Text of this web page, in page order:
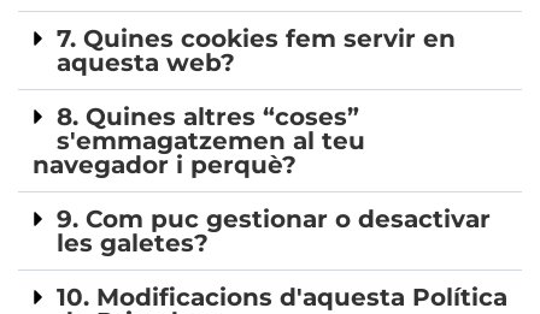
7. Quines cookies fem servir en
aquesta web?
8. Quines altres “coses”
s'emmagatzemen al teu
navegador i perquè?
9. Com puc gestionar o desactivar
les galetes?
10. Modificacions d'aquesta Política